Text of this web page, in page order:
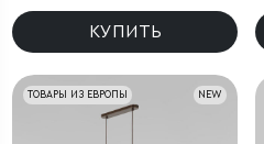
КУПИТЬ
NEW
ТОВАРЫ ИЗ ЕВРОПЫ